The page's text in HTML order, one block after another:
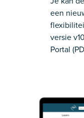
een
versie
Portal